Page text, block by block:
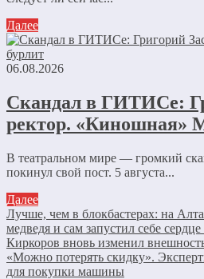
Далее
06.08.2026
Скандал в ГИТИСе:
ректор. «Киношная»
В театральном мире — громкий
покинул свой пост. 5 августа...
Далее
Лучше, чем в блокбастерах: на
медведя и сам запустил себе
Киркоров вновь изменил
«Можно потерять скидку».
для покупки машины